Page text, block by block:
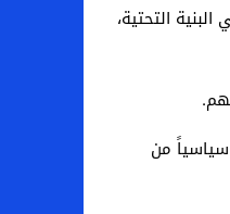
التحتية،
من